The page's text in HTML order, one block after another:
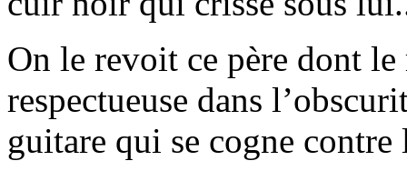
On le revoit ce père dont le
respectueuse dans
guitare qui se cogne